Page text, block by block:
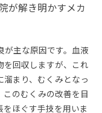
が解き明かすメカ
主な原因です。血液
を回収しますが、これ
溜まり、むくみとなっ
のむくみの改善を目
ほぐす手技を用いま